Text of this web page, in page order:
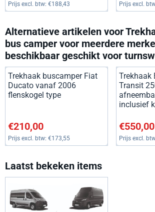
Prijs excl. btw: €188,43 Prijs excl.
Alternatieve artikelen voor
bus camper voor meerdere
beschikbaar geschikt voor
Trekhaak buscamper Fiat
Ducato vanaf 2006
flenskogel type
Prijs: 210,00, exclusief btw: 173,55
€210,00
Prijs excl. btw: €173,55
Trekhaak
Transit
inclusief
Prijs:
€550,00
Prijs excl.
Laatst bekeken items